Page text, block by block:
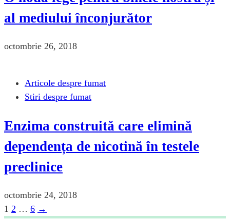
al mediului înconjurător
octombrie 26, 2018
Articole despre fumat
Stiri despre fumat
Enzima construită care elimină
dependența de nicotină în testele
preclinice
octombrie 24, 2018
Paginație
Page
1 Page
2 … Page
6 →